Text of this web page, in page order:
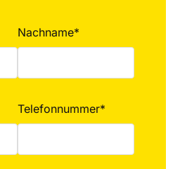
Nachname*
Telefonnummer*